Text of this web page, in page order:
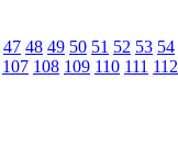
47 48 49 50 51 52 53 54
107 108 109 110 111 112